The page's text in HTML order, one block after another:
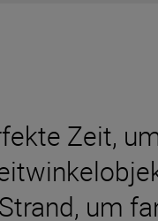
Zeit,
um